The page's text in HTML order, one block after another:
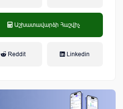
Աշխատավարձի Հաշվիչ
Reddit Linkedin